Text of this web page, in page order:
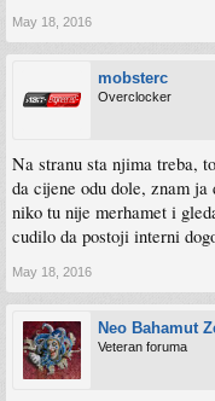
May 18, 2016
mobsterc
Overclocker
Na stranu sta njima treba,
da cijene odu dole, znam
niko tu nije merhamet i
cudilo da postoji interni
May 18, 2016
Neo Bahamut
Veteran foruma